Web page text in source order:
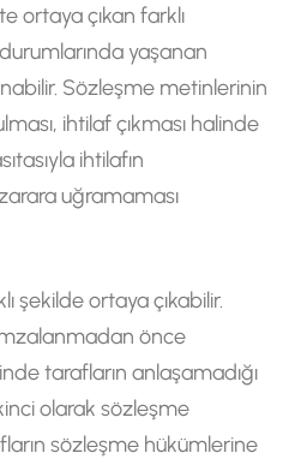
ortaya çıkan farklı
yaşanan
Sözleşme metinlerinin
ihtilaf çıkması halinde
ihtilafın
uğramaması
şekilde ortaya çıkabilir.
önce
tarafların anlaşamadığı
olarak sözleşme
sözleşme hükümlerine